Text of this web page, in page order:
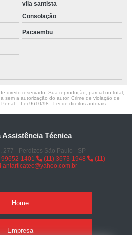
vila santista
Consolação
Pacaembu
direito reservado. Sua reprodução, parcial ou total,
sem a autorização do autor. Crime de violação de
Penal – Lei 9610/98 - Lei de direitos autorais
Assistência Técnica
- Perdizes São Paulo - SP
99652-1401 (11) 3673-1948
(11)
antarticatec@yahoo.com.br
Home
Empresa